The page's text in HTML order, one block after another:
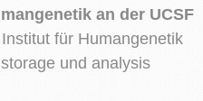
an der UCSF
für Humangenetik
und analysis